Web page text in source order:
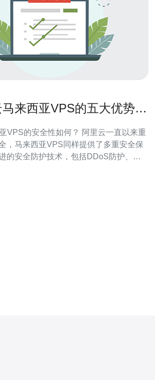
来西亚VPS的五大优势解
VPS的安全性如何？ 阿里云一直以来重
，马来西亚VPS同样提供了多重安全保
的安全防护技术，包括DDoS防护、入
供了专业的安全服务，帮助用户及时发